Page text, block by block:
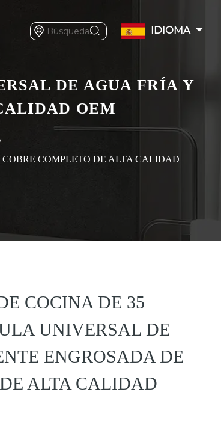
IDIOMA
DE AGUA FRÍA Y
OEM
COMPLETO DE ALTA CALIDAD
COCINA DE 35
UNIVERSAL DE
ENGROSADA DE
ALTA CALIDAD